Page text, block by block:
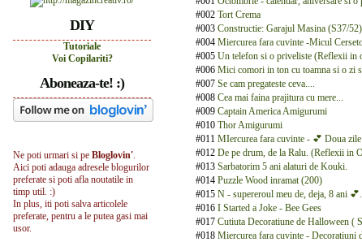
#002 Tort Crema
#003 Constructie: Garajul Masina (S37/52)
#004 Miercurea fara cuvinte -Micul
#005 Un telefon si o priveliste (Reflexii in
#006 Mici comori in ton cu toamna si o zi
#007 Se cam pregateste ceva....
#008 Cea mai faina prajitura cu mere...
#009 Captain America Amigurumi
#010 Thor Amigurumi
#011 MIercurea fara cuvinte - 💕 Doua
#012 De pe drum, de la Ralu. (Reflexii in
#013 Sarbatorim 5 ani alaturi de Kouki.
#014 Puzzle Wood inramat (200)
#015 N - supereroul meu de, deja, 8 ani 💕.
#016 I Started a Joke - Bee Gees
#017 Cutiuta Decoratiune de Halloween (
#018 Miercurea fara cuvinte - Decoratiuni
DIY
Tutoriale
Voi Copilariti?
Aboneaza-te! :)
Ne poti urmari si pe Bloglovin'.
Aici poti adauga adresele blogurilor
preferate si poti afla noutatile in
timp util. :)
In plus, iti poti salva articolele
preferate, pentru a le putea gasi mai
usor.